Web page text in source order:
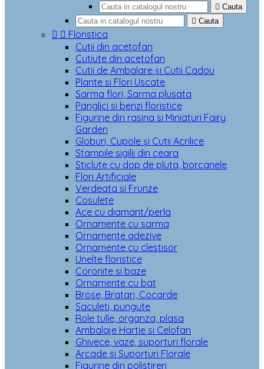
 Cauta
 Cauta
  Floristica
Cutii din acetofan
Cutiute din acetofan
Cutii de Ambalare și Cutii Cadou
Plante si Flori Uscate
Sarma flori, Sarma plusata
Panglici si benzi floristice
Figurine din rasina si Miniaturi Fairy
Garden
Globuri, Cupole și Cutii Acrilice
Stampile sigilii din ceara
Sticlute cu dop de pluta, borcanele
Flori Artificiale
Verdeata si Frunze
Cosulete
Ace cu diamant/perla
Ornamente cu sarma
Ornamente adezive
Ornamente cu clestisor
Unelte floristice
Coronite si baze
Ornamente cu bat
Brose, Bratari, Cocarde
Saculeti, pungute
Role tulle, organza, plasa
Ambalaje Hartie si Celofan
Ghivece, vaze, suporturi florale
Arcade si Suporturi Florale
Figurine din polistiren